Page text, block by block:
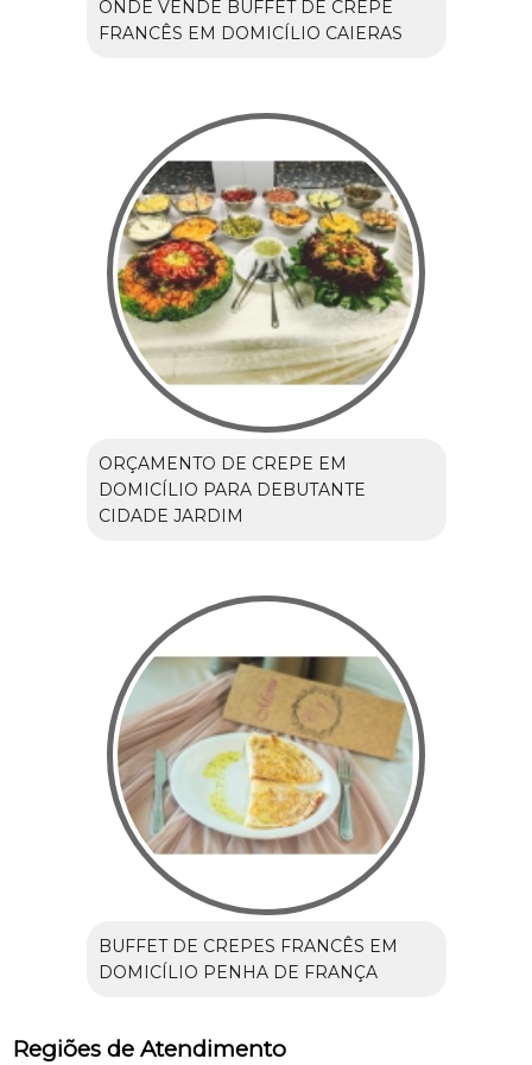
ONDE VENDE BUFFET DE CREPE
FRANCÊS EM DOMICÍLIO CAIERAS
ORÇAMENTO DE CREPE EM
DOMICÍLIO PARA DEBUTANTE
CIDADE JARDIM
BUFFET DE CREPES FRANCÊS EM
DOMICÍLIO PENHA DE FRANÇA
Regiões de Atendimento